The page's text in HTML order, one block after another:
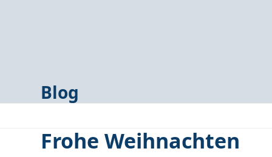
Blog
Frohe Weihnachten